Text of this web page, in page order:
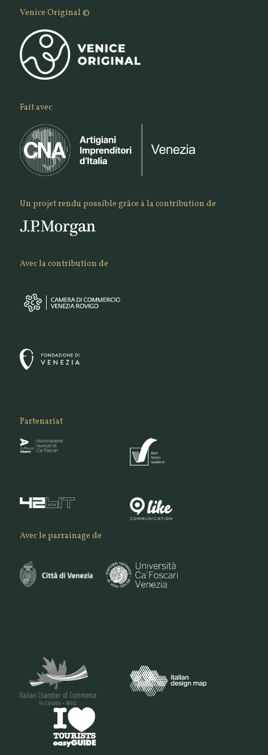
Venice Original ©
Fait avec
Un projet rendu possible grâce à la contribution de
Avec la contribution de
Partenariat
Avec le parrainage de